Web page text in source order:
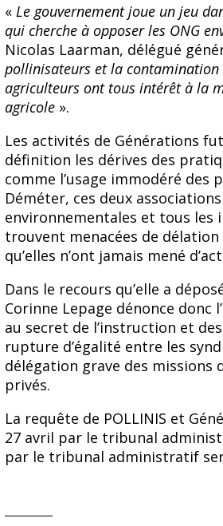
« Le gouvernement joue un jeu
qui cherche à opposer les ONG
Nicolas Laarman, délégué
pollinisateurs et la contamination
agriculteurs ont tous intérêt à la
agricole».
Les activités de Générations
définition les dérives des
comme l’usage immodéré des
Déméter, ces deux
environnementales et tous les
trouvent menacées de
qu’elles n’ont jamais mené
Dans le recours qu’elle a
Corinne Lepage dénonce
au secret de l’instruction et
rupture d’égalité entre les
délégation grave des missions
privés.
La requête de POLLINIS et
27 avril par le tribunal
par le tribunal administratif